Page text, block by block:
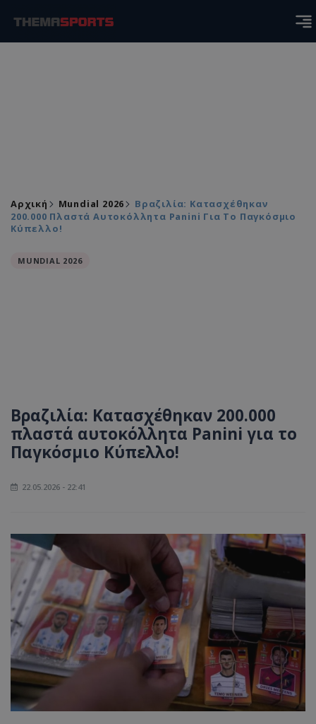
Αρχική Mundial 2026
Βραζιλία: Κατασχέθηκαν
200.000 Πλαστά Αυτοκόλλητα Panini Για Το Παγκόσμιο
Κύπελλο!
MUNDIAL 2026
Βραζιλία: Κατασχέθηκαν 200.000
πλαστά αυτοκόλλητα Panini για το
Παγκόσμιο Κύπελλο!
22.05.2026 - 22:41